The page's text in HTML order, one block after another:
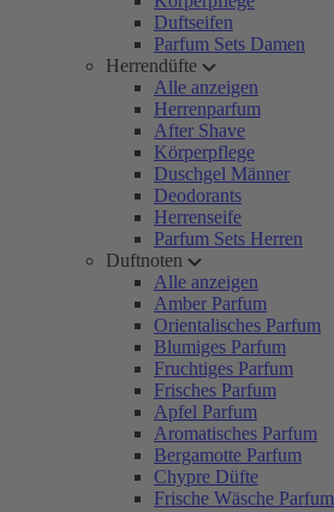
Duftseifen
Parfum Sets Damen
Herrendüfte
Alle anzeigen
Herrenparfum
After Shave
Körperpflege
Duschgel Männer
Deodorants
Herrenseife
Parfum Sets Herren
Duftnoten
Alle anzeigen
Amber Parfum
Orientalisches Parfum
Blumiges Parfum
Fruchtiges Parfum
Frisches Parfum
Apfel Parfum
Aromatisches Parfum
Bergamotte Parfum
Chypre Düfte
Frische Wäsche Parfum